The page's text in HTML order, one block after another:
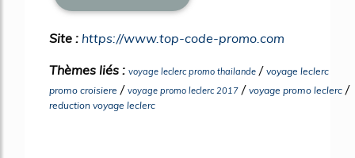
Site : https://www.top-code-promo.com
Thèmes liés : voyage leclerc promo thailande / voyage leclerc
promo croisiere / voyage promo leclerc 2017 / voyage promo leclerc /
reduction voyage leclerc